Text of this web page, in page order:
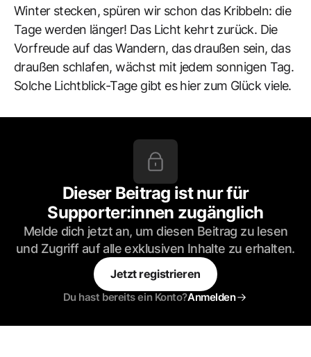
Winter stecken, spüren wir schon das Kribbeln: die
Tage werden länger! Das Licht kehrt zurück. Die
Vorfreude auf das Wandern, das draußen sein, das
draußen schlafen, wächst mit jedem sonnigen Tag.
Solche Lichtblick-Tage gibt es hier zum Glück viele.
Dieser Beitrag ist nur für
Supporter:innen zugänglich
Melde dich jetzt an, um diesen Beitrag zu lesen
und Zugriff auf alle exklusiven Inhalte zu erhalten.
Jetzt registrieren
Du hast bereits ein Konto?Anmelden